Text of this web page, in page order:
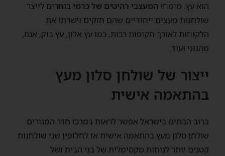
הוא עץ. מומחי המעצבי רהיטים של כרמי בוחרים לייצר
שולחנות מעצים ייחודיים שהם חזקים וישרתו את
הלקוחות לאורך תקופות רבות, כמו עץ אלון, עץ בוק, אגוז,
מהגוני ועוד.
ייצור של שולחן סלון מעץ
בהתאמה אישית
ברוב הבתים בישראל אפשר לראות במרכז חדר המגורים
שולחן סלון מעץ בהתאמה אישית או לחלופין שני שולחנות
קטנים יותר לנוחות מקסימלית של בני הבית ושל